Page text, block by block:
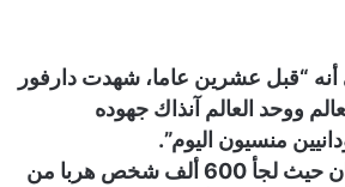
أنه “قبل عشرين عاما، شهدت دارفور
ووحد العالم آنذاك جهوده
منسيون اليوم”.
أما في جنوب السودان حيث لجأ 600 ألف شخص هربا من